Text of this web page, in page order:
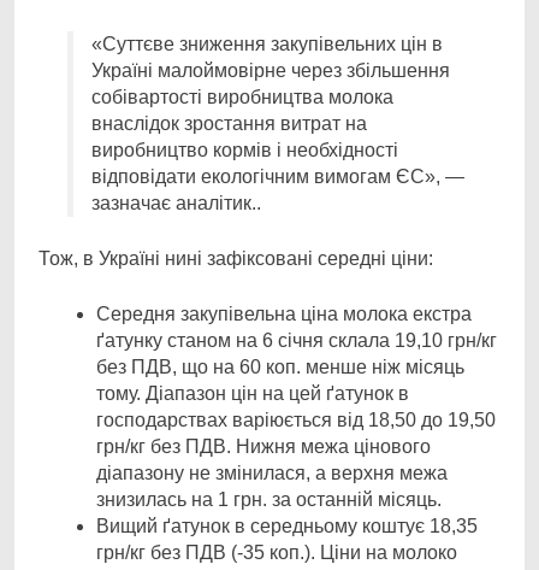
«Суттєве зниження закупівельних цін в
Україні малоймовірне через збільшення
собівартості виробництва молока
внаслідок зростання витрат на
виробництво кормів і необхідності
відповідати екологічним вимогам ЄС», —
зазначає аналітик..
Тож, в Україні нині зафіксовані середні ціни:
Середня закупівельна ціна молока екстра
ґатунку станом на 6 січня склала 19,10 грн/кг
без ПДВ, що на 60 коп. менше ніж місяць
тому. Діапазон цін на цей ґатунок в
господарствах варіюється від 18,50 до 19,50
грн/кг без ПДВ. Нижня межа цінового
діапазону не змінилася, а верхня межа
знизилась на 1 грн. за останній місяць.
Вищий ґатунок в середньому коштує 18,35
грн/кг без ПДВ (-35 коп.). Ціни на молоко